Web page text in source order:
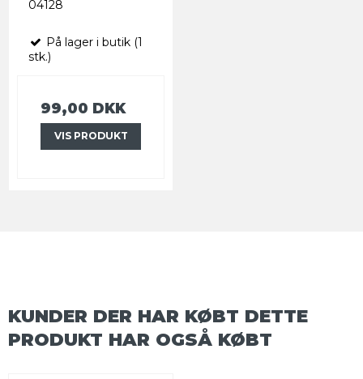
04128
På lager i butik (1
stk.)
99,00 DKK
VIS PRODUKT
KUNDER DER HAR KØBT DETTE
PRODUKT HAR OGSÅ KØBT